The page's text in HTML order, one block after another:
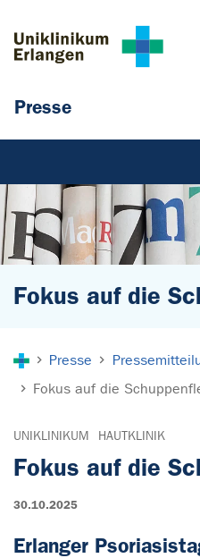
Presse
Fokus auf die
Presse
Fokus auf die
UNIKLINIKUM HAUTKLINIK
Fokus auf die
30.10.2025
Erlanger